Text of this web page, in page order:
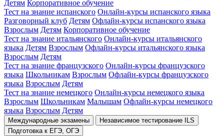
Детям Корпоративное обучение
Тест на знание испанского Онлайн-курсы испанского языка
Разговорный клуб Детям Офлайн-курсы испанского языка
Взрослым Детям Корпоративное обучение
Тест на знание итальянского Онлайн-курсы итальянского
языка Детям Взрослым Офлайн-курсы итальянского языка
Взрослым Детям
Тест на знание французского Онлайн-курсы французского
языка Школьникам Взрослым Офлайн-курсы французского
языка Взрослым Детям
Тест на знание немецкого Онлайн-курсы немецкого языка
Взрослым Школьникам Малышам Офлайн-курсы немецкого
языка Взрослым Детям
Международные экзамены
Независимое тестирование ILS
Подготовка к ЕГЭ, ОГЭ